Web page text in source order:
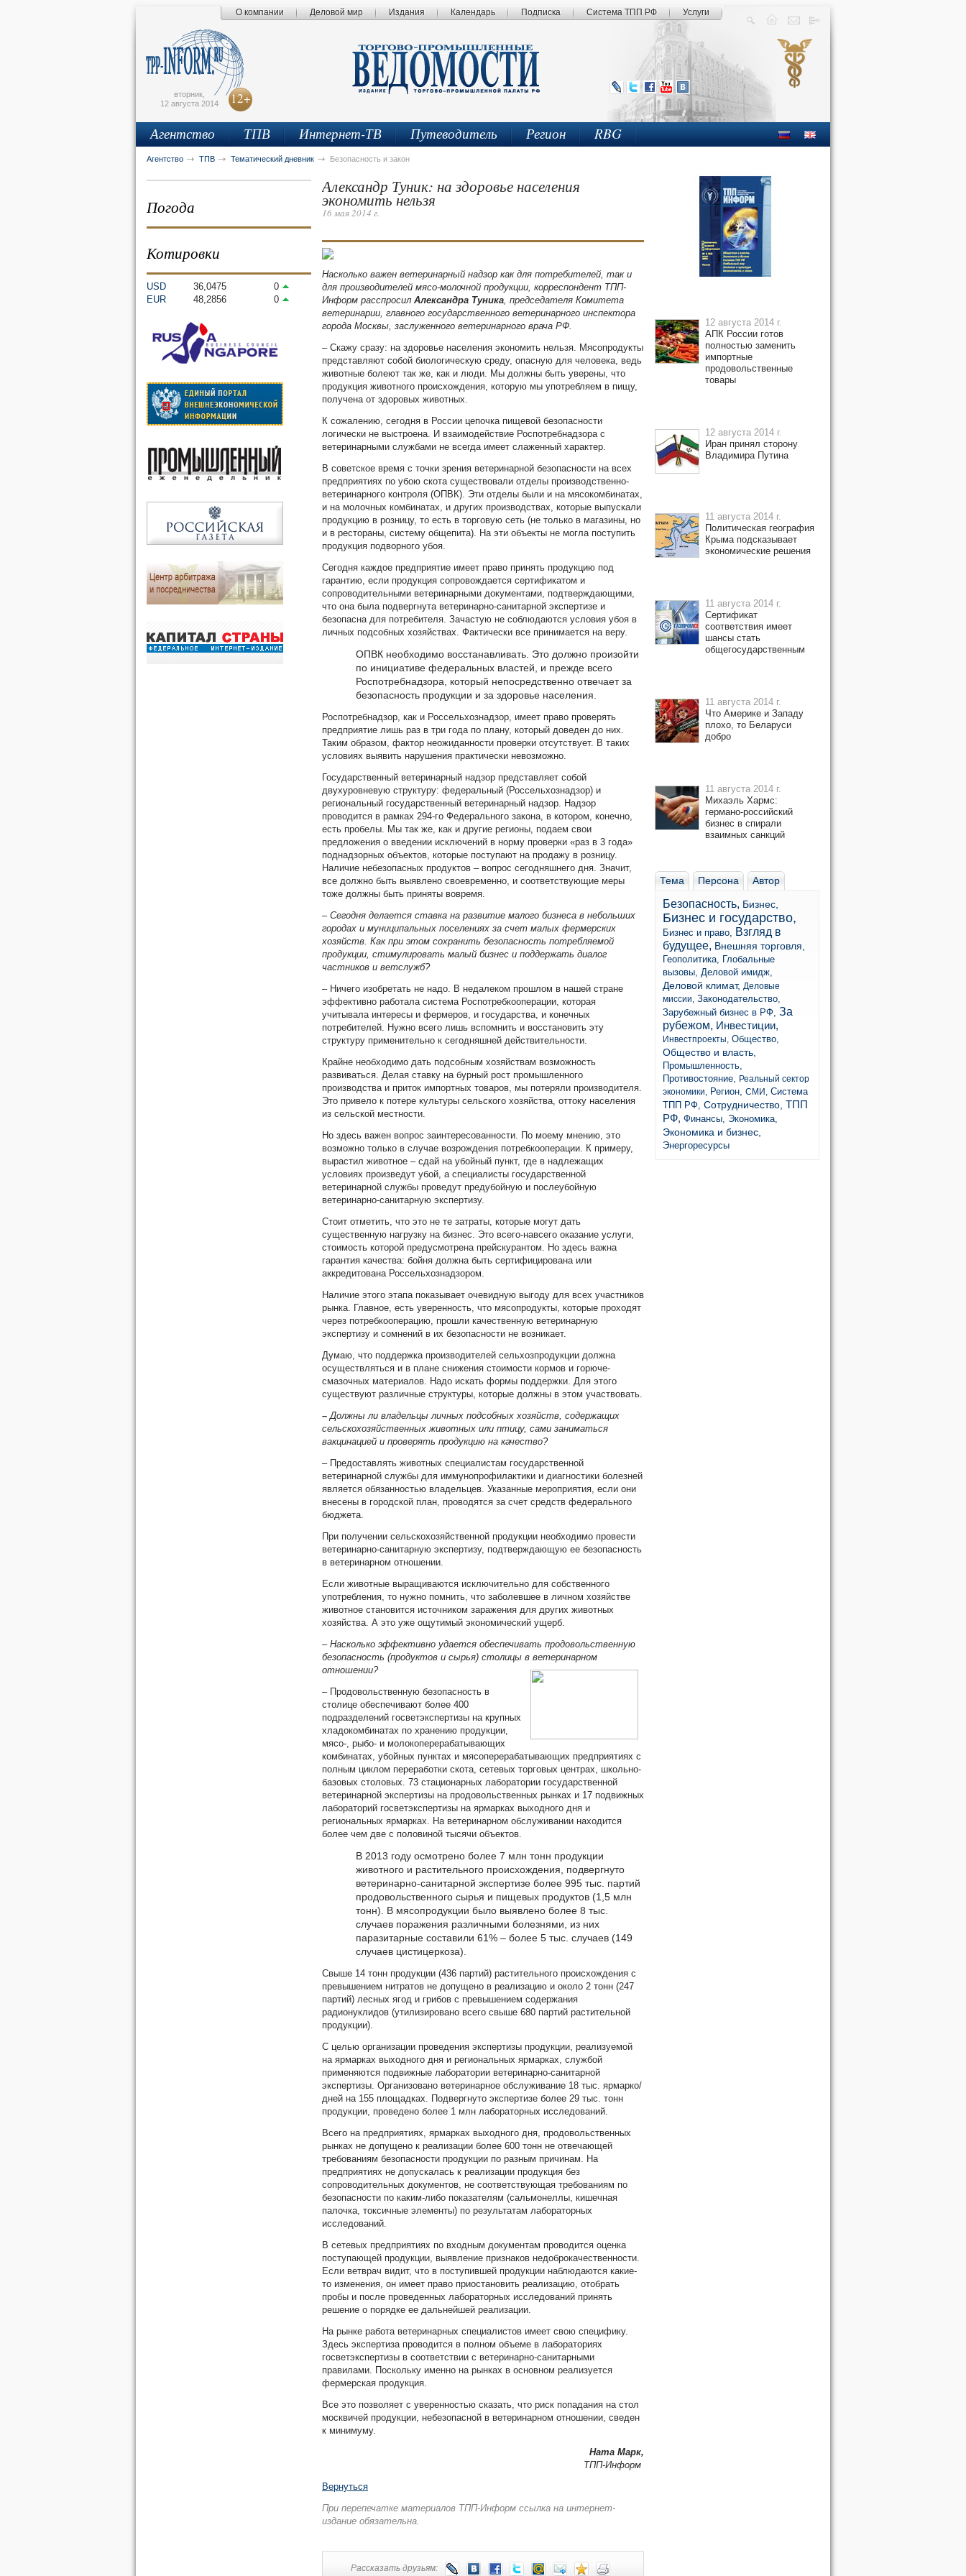
О компании Деловой мир Издания Календарь Подписка Система ТПП РФ Услуги
вторник,
12 августа 2014
12+
Агентство ТПВ Интернет-ТВ Путеводитель Регион RBG
Агентство ТПВ Тематический дневник Безопасность и закон
Погода
Котировки
USD 36,0475
0
EUR
48,2856 0
Александр Туник: на здоровье населения
экономить нельзя
16 мая 2014 г.
Насколько важен ветеринарный надзор как для потребителей, так и
для производителей мясо-молочной продукции, корреспондент ТПП-
Информ расспросил Александра Туника, председателя Комитета
ветеринарии, главного государственного ветеринарного инспектора
города Москвы, заслуженного ветеринарного врача РФ.
– Скажу сразу: на здоровье населения экономить нельзя. Мясопродукты
представляют собой биологическую среду, опасную для человека, ведь
животные болеют так же, как и люди. Мы должны быть уверены, что
продукция животного происхождения, которую мы употребляем в пищу,
получена от здоровых животных.
К сожалению, сегодня в России цепочка пищевой безопасности
логически не выстроена. И взаимодействие Роспотребнадзора с
ветеринарными службами не всегда имеет слаженный характер.
В советское время с точки зрения ветеринарной безопасности на всех
предприятиях по убою скота существовали отделы производственно-
ветеринарного контроля (ОПВК). Эти отделы были и на мясокомбинатах,
и на молочных комбинатах, и других производствах, которые выпускали
продукцию в розницу, то есть в торговую сеть (не только в магазины, но
и в рестораны, систему общепита). На эти объекты не могла поступить
продукция подворного убоя.
Сегодня каждое предприятие имеет право принять продукцию под
гарантию, если продукция сопровождается сертификатом и
сопроводительными ветеринарными документами, подтверждающими,
что она была подвергнута ветеринарно-санитарной экспертизе и
безопасна для потребителя. Зачастую не соблюдаются условия убоя в
личных подсобных хозяйствах. Фактически все принимается на веру.
ОПВК необходимо восстанавливать. Это должно произойти
по инициативе федеральных властей, и прежде всего
Роспотребнадзора, который непосредственно отвечает за
безопасность продукции и за здоровье населения.
Роспотребнадзор, как и Россельхознадзор, имеет право проверять
предприятие лишь раз в три года по плану, который доведен до них.
Таким образом, фактор неожиданности проверки отсутствует. В таких
условиях выявить нарушения практически невозможно.
Государственный ветеринарный надзор представляет собой
двухуровневую структуру: федеральный (Россельхознадзор) и
региональный государственный ветеринарный надзор. Надзор
проводится в рамках 294-го Федерального закона, в котором, конечно,
есть пробелы. Мы так же, как и другие регионы, подаем свои
предложения о введении исключений в норму проверки «раз в 3 года»
поднадзорных объектов, которые поступают на продажу в розницу.
Наличие небезопасных продуктов – вопрос сегодняшнего дня. Значит,
все должно быть выявлено своевременно, и соответствующие меры
тоже должны быть приняты вовремя.
– Сегодня делается ставка на развитие малого бизнеса в небольших
городах и муниципальных поселениях за счет малых фермерских
хозяйств. Как при этом сохранить безопасность потребляемой
продукции, стимулировать малый бизнес и поддержать диалог
частников и ветслужб?
– Ничего изобретать не надо. В недалеком прошлом в нашей стране
эффективно работала система Роспотребкооперации, которая
учитывала интересы и фермеров, и государства, и конечных
потребителей. Нужно всего лишь вспомнить и восстановить эту
структуру применительно к сегодняшней действительности.
Крайне необходимо дать подсобным хозяйствам возможность
развиваться. Делая ставку на бурный рост промышленного
производства и приток импортных товаров, мы потеряли производителя.
Это привело к потере культуры сельского хозяйства, оттоку населения
из сельской местности.
Но здесь важен вопрос заинтересованности. По моему мнению, это
возможно только в случае возрождения потребкооперации. К примеру,
вырастил животное – сдай на убойный пункт, где в надлежащих
условиях произведут убой, а специалисты государственной
ветеринарной службы проведут предубойную и послеубойную
ветеринарно-санитарную экспертизу.
Стоит отметить, что это не те затраты, которые могут дать
существенную нагрузку на бизнес. Это всего-навсего оказание услуги,
стоимость которой предусмотрена прейскурантом. Но здесь важна
гарантия качества: бойня должна быть сертифицирована или
аккредитована Россельхознадзором.
Наличие этого этапа показывает очевидную выгоду для всех участников
рынка. Главное, есть уверенность, что мясопродукты, которые проходят
через потребкооперацию, прошли качественную ветеринарную
экспертизу и сомнений в их безопасности не возникает.
Думаю, что поддержка производителей сельхозпродукции должна
осуществляться и в плане снижения стоимости кормов и горюче-
смазочных материалов. Надо искать формы поддержки. Для этого
существуют различные структуры, которые должны в этом участвовать.
–Должны ли владельцы личных подсобных хозяйств, содержащих
сельскохозяйственных животных или птицу, сами заниматься
вакцинацией и проверять продукцию на качество?
– Предоставлять животных специалистам государственной
ветеринарной службы для иммунопрофилактики и диагностики болезней
является обязанностью владельцев. Указанные мероприятия, если они
внесены в городской план, проводятся за счет средств федерального
бюджета.
При получении сельскохозяйственной продукции необходимо провести
ветеринарно-санитарную экспертизу, подтверждающую ее безопасность
в ветеринарном отношении.
Если животные выращиваются исключительно для собственного
употребления, то нужно помнить, что заболевшее в личном хозяйстве
животное становится источником заражения для других животных
хозяйства. А это уже ощутимый экономический ущерб.
– Насколько эффективно удается обеспечивать продовольственную
безопасность (продуктов и сырья) столицы в ветеринарном
отношении?
– Продовольственную безопасность в
столице обеспечивают более 400
подразделений госветэкспертизы на крупных
хладокомбинатах по хранению продукции,
мясо-, рыбо- и молокоперерабатывающих
комбинатах, убойных пунктах и мясоперерабатывающих предприятиях с
полным циклом переработки скота, сетевых торговых центрах, школьно-
базовых столовых. 73 стационарных лаборатории государственной
ветеринарной экспертизы на продовольственных рынках и 17 подвижных
лабораторий госветэкспертизы на ярмарках выходного дня и
региональных ярмарках. На ветеринарном обслуживании находится
более чем две с половиной тысячи объектов.
В 2013 году осмотрено более 7 млн тонн продукции
животного и растительного происхождения, подвергнуто
ветеринарно-санитарной экспертизе более 995 тыс. партий
продовольственного сырья и пищевых продуктов (1,5 млн
тонн). В мясопродукции было выявлено более 8 тыс.
случаев поражения различными болезнями, из них
паразитарные составили 61% – более 5 тыс. случаев (149
случаев цистицеркоза).
Свыше 14 тонн продукции (436 партий) растительного происхождения с
превышением нитратов не допущено в реализацию и около 2 тонн (247
партий) лесных ягод и грибов с превышением содержания
радионуклидов (утилизировано всего свыше 680 партий растительной
продукции).
С целью организации проведения экспертизы продукции, реализуемой
на ярмарках выходного дня и региональных ярмарках, службой
применяются подвижные лаборатории ветеринарно-санитарной
экспертизы. Организовано ветеринарное обслуживание 18 тыс. ярмарко/
дней на 155 площадках. Подвергнуто экспертизе более 29 тыс. тонн
продукции, проведено более 1 млн лабораторных исследований.
Всего на предприятиях, ярмарках выходного дня, продовольственных
рынках не допущено к реализации более 600 тонн не отвечающей
требованиям безопасности продукции по разным причинам. На
предприятиях не допускалась к реализации продукция без
сопроводительных документов, не соответствующая требованиям по
безопасности по каким-либо показателям (сальмонеллы, кишечная
палочка, токсичные элементы) по результатам лабораторных
исследований.
В сетевых предприятиях по входным документам проводится оценка
поступающей продукции, выявление признаков недоброкачественности.
Если ветврач видит, что в поступившей продукции наблюдаются какие-
то изменения, он имеет право приостановить реализацию, отобрать
пробы и после проведенных лабораторных исследований принять
решение о порядке ее дальнейшей реализации.
На рынке работа ветеринарных специалистов имеет свою специфику.
Здесь экспертиза проводится в полном объеме в лабораториях
госветэкспертизы в соответствии с ветеринарно-санитарными
правилами. Поскольку именно на рынках в основном реализуется
фермерская продукция.
Все это позволяет с уверенностью сказать, что риск попадания на стол
москвичей продукции, небезопасной в ветеринарном отношении, сведен
к минимуму.
Ната Марк,
ТПП-Информ
Вернуться
При перепечатке материалов ТПП-Информ ссылка на интернет-
издание обязательна.
Рассказать друзьям:
12 августа 2014 г.
АПК России готов
полностью заменить
импортные
продовольственные
товары
12 августа 2014 г.
Иран принял сторону
Владимира Путина
11 августа 2014 г.
Политическая география
Крыма подсказывает
экономические решения
11 августа 2014 г.
Сертификат
соответствия имеет
шансы стать
общегосударственным
11 августа 2014 г.
Что Америке и Западу
плохо, то Беларуси
добро
11 августа 2014 г.
Михаэль Хармс:
германо-российский
бизнес в спирали
взаимных санкций
Тема Персона Автор
Безопасность, Бизнес,
Бизнес и государство,
Бизнес и право, Взгляд в
будущее, Внешняя торговля,
Геополитика, Глобальные
вызовы, Деловой имидж,
Деловой климат, Деловые
миссии, Законодательство,
Зарубежный бизнес в РФ, За
рубежом, Инвестиции,
Инвестпроекты, Общество,
Общество и власть,
Промышленность,
Противостояние, Реальный сектор
экономики, Регион, СМИ, Система
ТПП РФ, Сотрудничество, ТПП
РФ, Финансы, Экономика,
Экономика и бизнес,
Энергоресурсы